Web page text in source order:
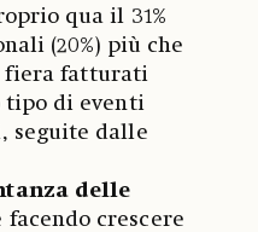
qua il 31%
(20%) più che
fiera fatturati
tipo di eventi
seguite dalle
delle
crescere